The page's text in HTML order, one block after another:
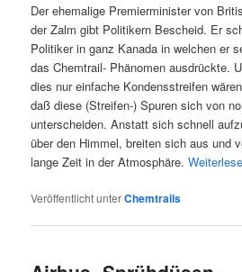
Der ehe­ma­li­ge Pre­mier­mi­nis­ter von
der Zalm gibt Poli­ti­kern Bescheid. Er
Poli­ti­ker in ganz Kana­da in wel­chen er
das Chem­trail- Phä­no­men aus­drück­te.
dies nur ein­fa­che Kon­dens­strei­fen
daß die­se (Strei­fen-) Spu­ren sich von
unter­schei­den. Anstatt sich schnell
über den Him­mel, brei­ten sich aus und
lan­ge Zeit in der Atmo­sphä­re.
Veröffentlicht unterChemtrails